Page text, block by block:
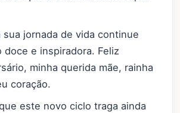
sua jornada de vida continue
doce e inspiradora. Feliz
minha querida mãe, rainha
coração.
este novo ciclo traga ainda